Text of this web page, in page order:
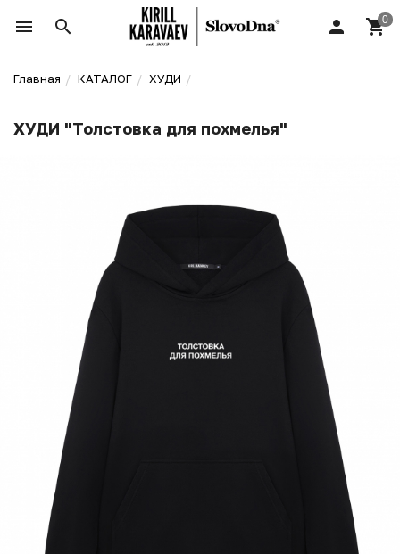
Главная КАТАЛОГ ХУДИ
ХУДИ "Толстовка для похмелья"